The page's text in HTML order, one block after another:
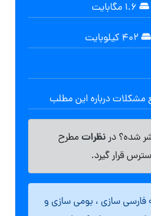
مشکلات درباره این مطلب
شده؟ درنظراتمطرح
قرار گیرد.
فارسی سازی ، بومی سازی و